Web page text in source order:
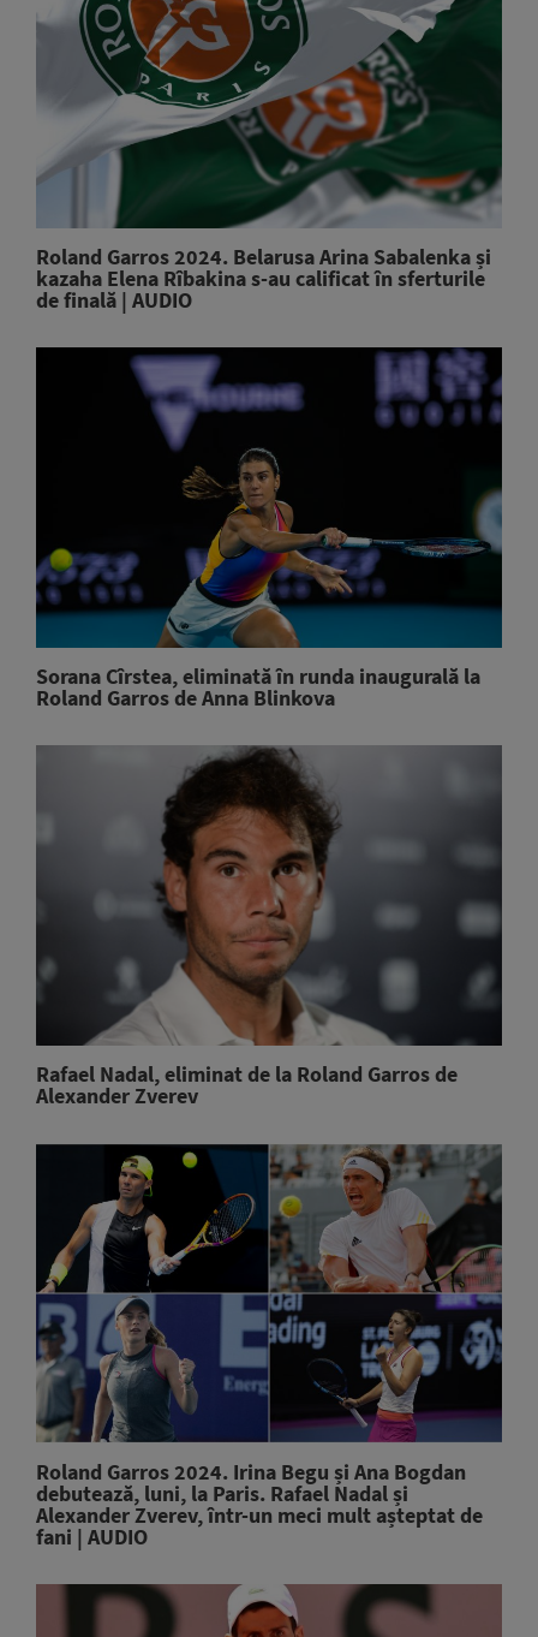
Roland Garros 2024. Belarusa Arina Sabalenka și
kazaha Elena Rîbakina s-au calificat în sferturile
de finală | AUDIO
Sorana Cîrstea, eliminată în runda inaugurală la
Roland Garros de Anna Blinkova
Rafael Nadal, eliminat de la Roland Garros de
Alexander Zverev
Roland Garros 2024. Irina Begu și Ana Bogdan
debutează, luni, la Paris. Rafael Nadal și
Alexander Zverev, într-un meci mult așteptat de
fani | AUDIO